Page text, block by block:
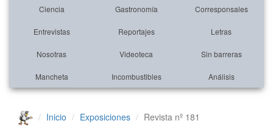
Ciencia Gastronomía Corresponsales
Entrevistas Reportajes Letras
Nosotras Videoteca Sin barreras
Mancheta Incombustibles Análisis
Inicio Exposiciones Revista nº 181